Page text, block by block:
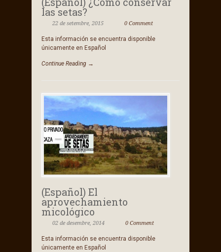
las setas?
22 de setembre, 2015 0 Comment
Esta información se encuentra disponible
únicamente en Español
Continue Reading →
(Español) El
aprovechamiento
micológico
02 de desembre, 2014 0 Comment
Esta información se encuentra disponible
únicamente en Español